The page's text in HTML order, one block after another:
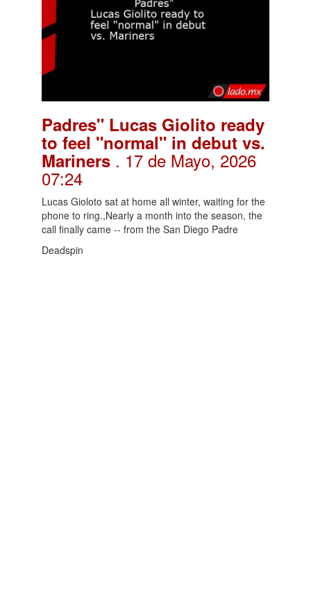
Padres" Lucas Giolito ready
to feel "normal" in debut vs.
Mariners . 17 de Mayo, 2026
07:24
Lucas Gioloto sat at home all winter, waiting for the
phone to ring.,Nearly a month into the season, the
call finally came -- from the San Diego Padre
Deadspin